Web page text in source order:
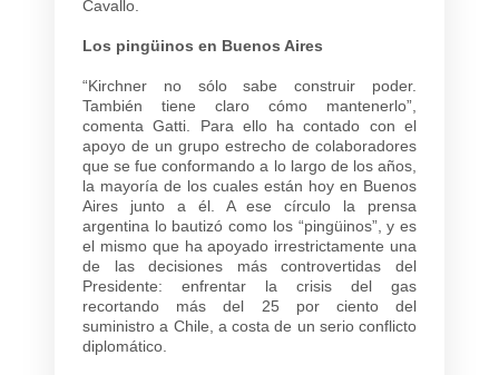
Cavallo.
Los pingüinos en Buenos Aires
“Kirchner no sólo sabe construir poder.
También tiene claro cómo mantenerlo”,
comenta Gatti. Para ello ha contado con el
apoyo de un grupo estrecho de colaboradores
que se fue conformando a lo largo de los años,
la mayoría de los cuales están hoy en Buenos
Aires junto a él. A ese círculo la prensa
argentina lo bautizó como los “pingüinos”, y es
el mismo que ha apoyado irrestrictamente una
de las decisiones más controvertidas del
Presidente: enfrentar la crisis del gas
recortando más del 25 por ciento del
suministro a Chile, a costa de un serio conflicto
diplomático.